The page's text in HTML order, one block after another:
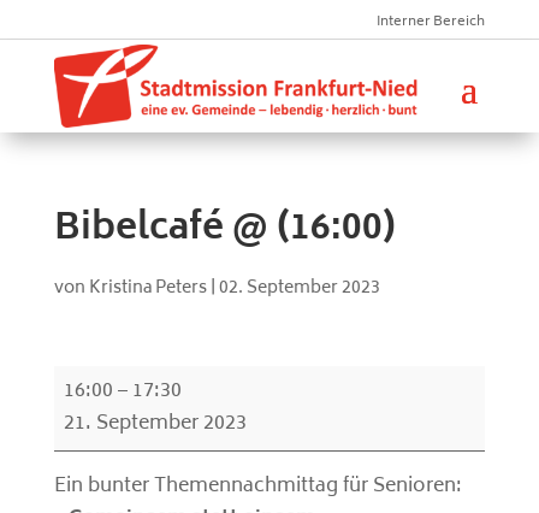
Interner Bereich
Bibelcafé @ (16:00)
von Kristina Peters|02. September 2023
Bibelcafé
@
(16:00)
16:00–17:30
21. September 2023
Ein bunter Themennachmittag für Senioren: